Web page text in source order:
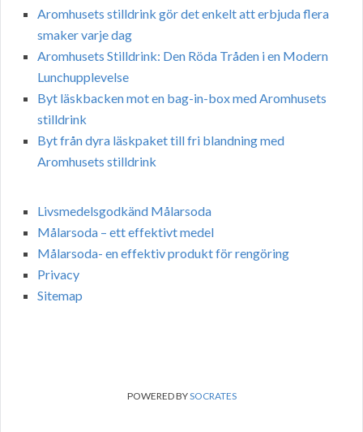
Aromhusets stilldrink gör det enkelt att erbjuda flera
smaker varje dag
Aromhusets Stilldrink: Den Röda Tråden i en Modern
Lunchupplevelse
Byt läskbacken mot en bag-in-box med Aromhusets
stilldrink
Byt från dyra läskpaket till fri blandning med
Aromhusets stilldrink
Livsmedelsgodkänd Målarsoda
Målarsoda – ett effektivt medel
Målarsoda- en effektiv produkt för rengöring
Privacy
Sitemap
POWERED BYSOCRATES